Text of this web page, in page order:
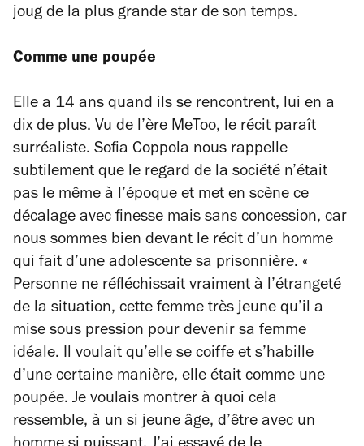
joug de la plus grande star de son temps.
Comme une poupée
Elle a 14 ans quand ils se rencontrent, lui en a
dix de plus. Vu de l’ère MeToo, le récit paraît
surréaliste. Sofia Coppola nous rappelle
subtilement que le regard de la société n’était
pas le même à l’époque et met en scène ce
décalage avec finesse mais sans concession, car
nous sommes bien devant le récit d’un homme
qui fait d’une adolescente sa prisonnière. «
Personne ne réfléchissait vraiment à l’étrangeté
de la situation, cette femme très jeune qu’il a
mise sous pression pour devenir sa femme
idéale. Il voulait qu’elle se coiffe et s’habille
d’une certaine manière, elle était comme une
poupée. Je voulais montrer à quoi cela
ressemble, à un si jeune âge, d’être avec un